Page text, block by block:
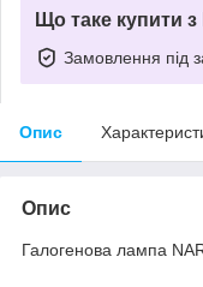
Що таке купити
Замовлення під
Опис
Опис
Галогенова лампа